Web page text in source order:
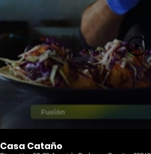
Casa Cataño